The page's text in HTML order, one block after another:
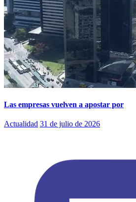
Las empresas vuelven a apostar por
Actualidad 31 de julio de 2026